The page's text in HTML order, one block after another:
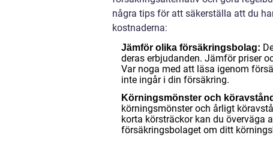
några tips för att säkerställa att du
kostnaderna:
Jämför olika försäkringsbolag:
deras erbjudanden. Jämför priser
Var noga med att läsa igenom
inte ingår i din försäkring.
Körningsmönster och
körningsmönster och årligt
korta körsträckor kan du överväga
försäkringsbolaget om ditt